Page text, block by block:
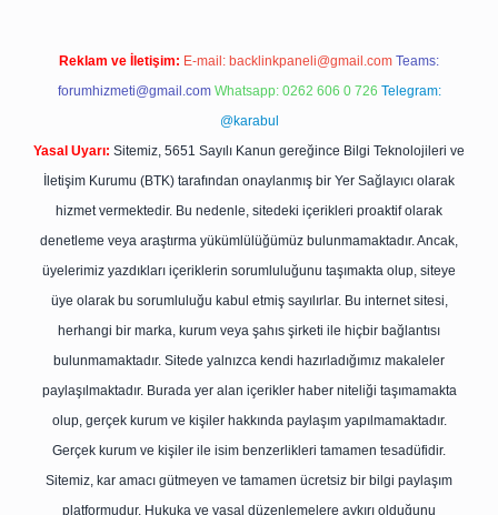
Reklam ve İletişim: E-mail: backlinkpaneli@gmail.com Teams:
forumhizmeti@gmail.com Whatsapp: 0262 606 0 726 Telegram:
@karabul
Yasal Uyarı: Sitemiz, 5651 Sayılı Kanun gereğince Bilgi Teknolojileri ve
İletişim Kurumu (BTK) tarafından onaylanmış bir Yer Sağlayıcı olarak
hizmet vermektedir. Bu nedenle, sitedeki içerikleri proaktif olarak
denetleme veya araştırma yükümlülüğümüz bulunmamaktadır. Ancak,
üyelerimiz yazdıkları içeriklerin sorumluluğunu taşımakta olup, siteye
üye olarak bu sorumluluğu kabul etmiş sayılırlar. Bu internet sitesi,
herhangi bir marka, kurum veya şahıs şirketi ile hiçbir bağlantısı
bulunmamaktadır. Sitede yalnızca kendi hazırladığımız makaleler
paylaşılmaktadır. Burada yer alan içerikler haber niteliği taşımamakta
olup, gerçek kurum ve kişiler hakkında paylaşım yapılmamaktadır.
Gerçek kurum ve kişiler ile isim benzerlikleri tamamen tesadüfidir.
Sitemiz, kar amacı gütmeyen ve tamamen ücretsiz bir bilgi paylaşım
platformudur. Hukuka ve yasal düzenlemelere aykırı olduğunu